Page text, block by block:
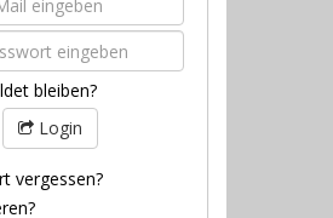
bleiben?
Login
vergessen?